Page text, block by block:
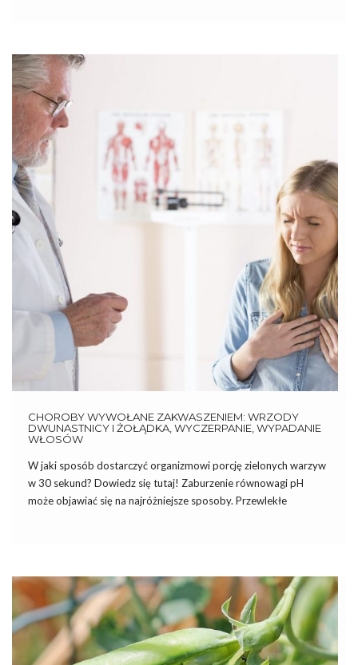
CHOROBY WYWOŁANE ZAKWASZENIEM: WRZODY
DWUNASTNICY I ŻOŁĄDKA, WYCZERPANIE, WYPADANIE
WŁOSÓW
W jaki sposób dostarczyć organizmowi porcję zielonych warzyw
w 30 sekund? Dowiedz się tutaj! Zaburzenie równowagi pH
może objawiać się na najróżniejsze sposoby. Przewlekłe